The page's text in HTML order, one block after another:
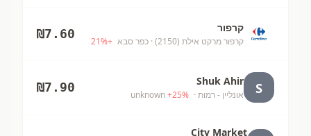
קרפור
קרפור מרקט אילת (2150) · כפר סבא +
21%
₪7.60
S
Shuk Ahir
אונליין - רמות · unknown
+25%
₪7.90
City Market